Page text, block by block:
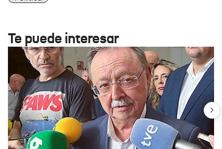
Te puede interesar